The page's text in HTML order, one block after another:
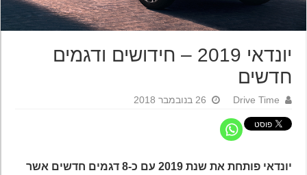
יונדאי 2019 – חידושים ודגמים
חדשים
Drive Time 26 בנובמבר 2018
יונדאי פותחת את שנת 2019 עם כ-8 דגמים חדשים אשר